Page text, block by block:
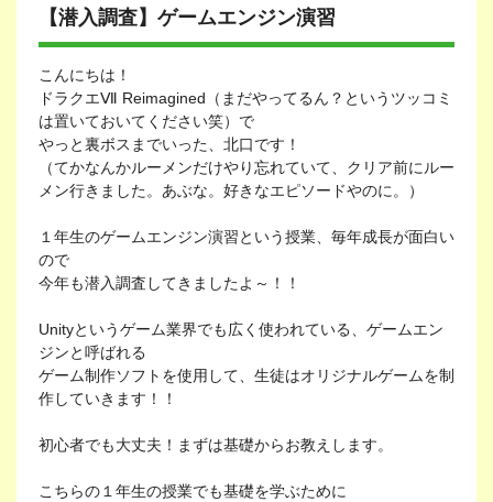
【潜入調査】ゲームエンジン演習
こんにちは！
ドラクエⅦ Reimagined（まだやってるん？というツッコミ
は置いておいてください笑）で
やっと裏ボスまでいった、北口です！
（てかなんかルーメンだけやり忘れていて、クリア前にルー
メン行きました。あぶな。好きなエピソードやのに。）
１年生のゲームエンジン演習という授業、毎年成長が面白い
ので
今年も潜入調査してきましたよ～！！
Unityというゲーム業界でも広く使われている、ゲームエン
ジンと呼ばれる
ゲーム制作ソフトを使用して、生徒はオリジナルゲームを制
作していきます！！
初心者でも大丈夫！まずは基礎からお教えします。
こちらの１年生の授業でも基礎を学ぶために